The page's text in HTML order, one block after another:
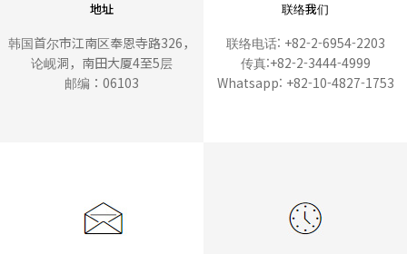
地址
韩国首尔市江南区奉恩寺路326，
论岘洞，南田大厦4至5层
邮编：06103
联络我们
联络电话: +82-2-6954-2203
传真:+82-2-3444-4999
Whatsapp: +82-10-4827-1753